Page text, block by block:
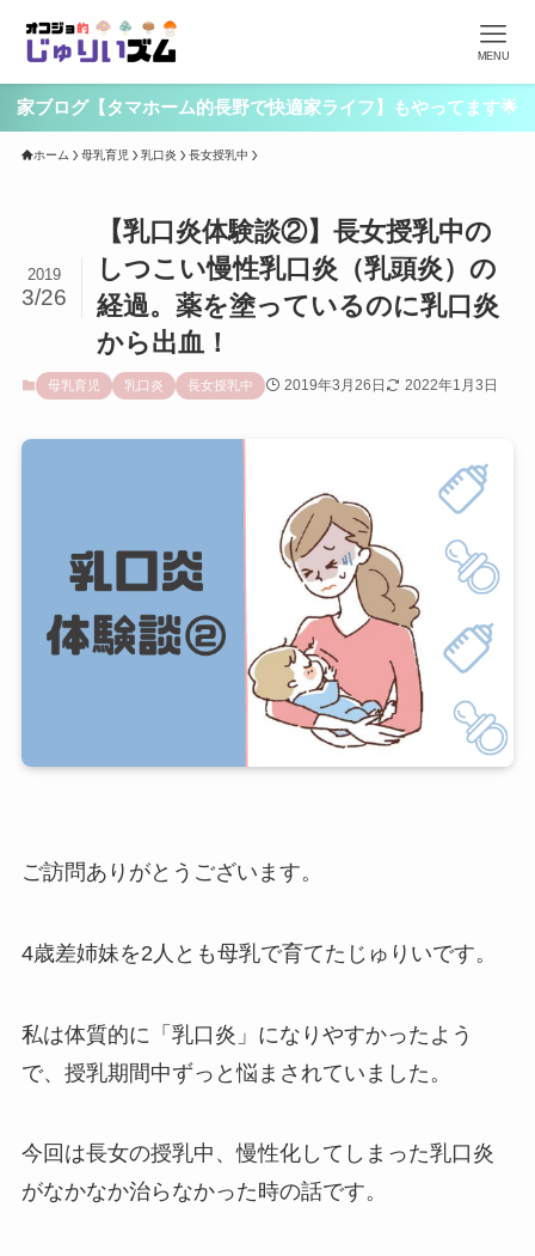
MENU
家ブログ【タマホーム的長野で快適家ライフ】もやってます🌟
ホーム 母乳育児 乳口炎 長女授乳中
【乳口炎体験談②】長女授乳中の
しつこい慢性乳口炎（乳頭炎）の
経過。薬を塗っているのに乳口炎
から出血！
2019
3/26
母乳育児 乳口炎 長女授乳中 2019年3月26日 2022年1月3日
ご訪問ありがとうございます。
4歳差姉妹を2人とも母乳で育てたじゅりいです。
私は体質的に「乳口炎」になりやすかったよう
で、授乳期間中ずっと悩まされていました。
今回は長女の授乳中、慢性化してしまった乳口炎
がなかなか治らなかった時の話です。